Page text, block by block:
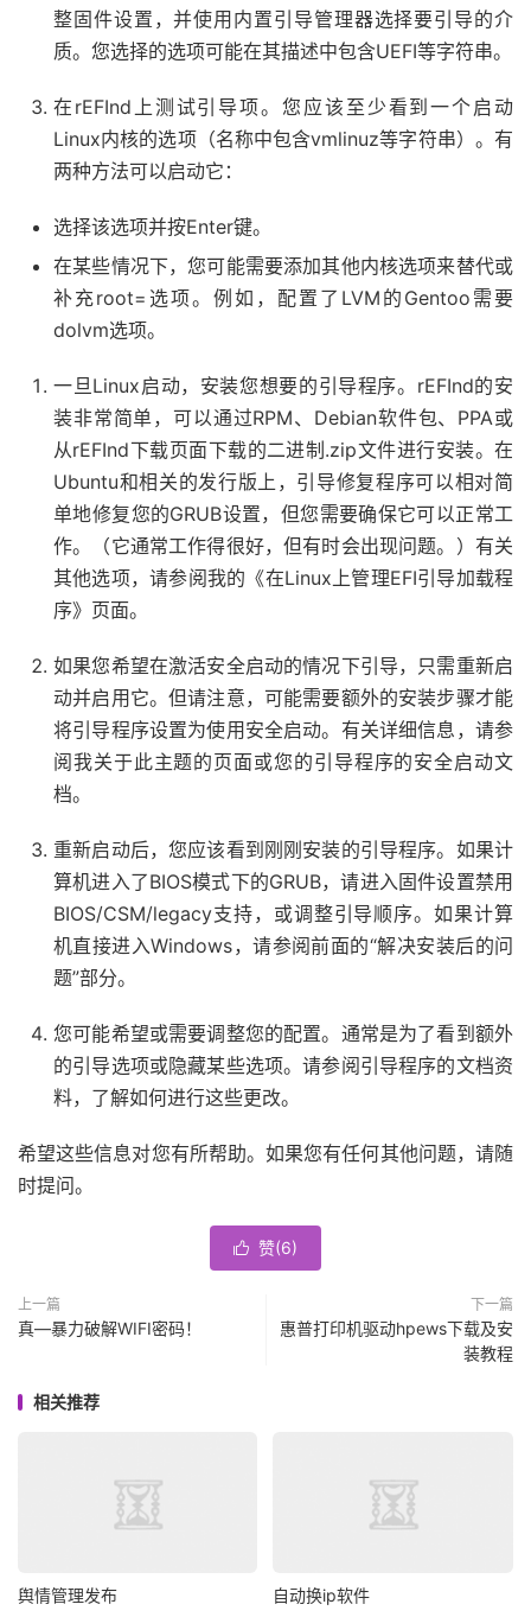
整固件设置，并使用内置引导管理器选择要引导的介
质。您选择的选项可能在其描述中包含UEFI等字符串。
在rEFInd上测试引导项。您应该至少看到一个启动
Linux内核的选项（名称中包含vmlinuz等字符串）。有
两种方法可以启动它：
选择该选项并按Enter键。
在某些情况下，您可能需要添加其他内核选项来替代或
补充root=选项。例如，配置了LVM的Gentoo需要
dolvm选项。
一旦Linux启动，安装您想要的引导程序。rEFInd的安
装非常简单，可以通过RPM、Debian软件包、PPA或
从rEFInd下载页面下载的二进制.zip文件进行安装。在
Ubuntu和相关的发行版上，引导修复程序可以相对简
单地修复您的GRUB设置，但您需要确保它可以正常工
作。（它通常工作得很好，但有时会出现问题。）有关
其他选项，请参阅我的《在Linux上管理EFI引导加载程
序》页面。
如果您希望在激活安全启动的情况下引导，只需重新启
动并启用它。但请注意，可能需要额外的安装步骤才能
将引导程序设置为使用安全启动。有关详细信息，请参
阅我关于此主题的页面或您的引导程序的安全启动文
档。
重新启动后，您应该看到刚刚安装的引导程序。如果计
算机进入了BIOS模式下的GRUB，请进入固件设置禁用
BIOS/CSM/legacy支持，或调整引导顺序。如果计算
机直接进入Windows，请参阅前面的“解决安装后的问
题”部分。
您可能希望或需要调整您的配置。通常是为了看到额外
的引导选项或隐藏某些选项。请参阅引导程序的文档资
料，了解如何进行这些更改。
希望这些信息对您有所帮助。如果您有任何其他问题，请随
时提问。
 赞(6)
上一篇
真—暴力破解WIFI密码！
下一篇
惠普打印机驱动hpews下载及安
装教程
相关推荐
舆情管理发布 自动换ip软件